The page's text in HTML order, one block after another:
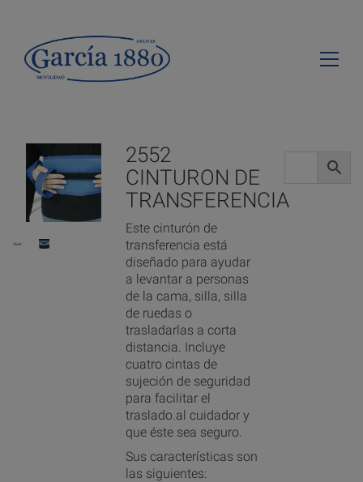
2552
CINTURON DE
TRANSFERENCIA
Este cinturón de
transferencia está
diseñado para ayudar
a levantar a personas
de la cama, silla, silla
de ruedas o
trasladarlas a corta
distancia. Incluye
cuatro cintas de
sujeción de seguridad
para facilitar el
traslado.al cuidador y
que éste sea seguro.
Sus características son
las siguientes: